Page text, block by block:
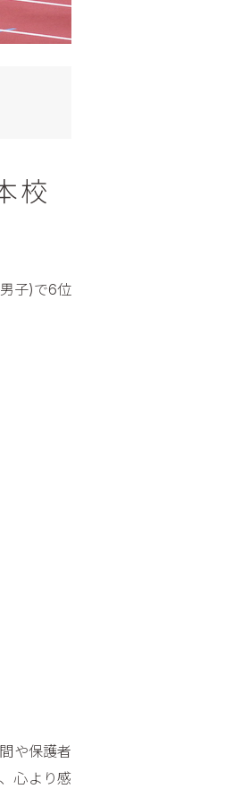
校
子)で6位
や保護者
心より感